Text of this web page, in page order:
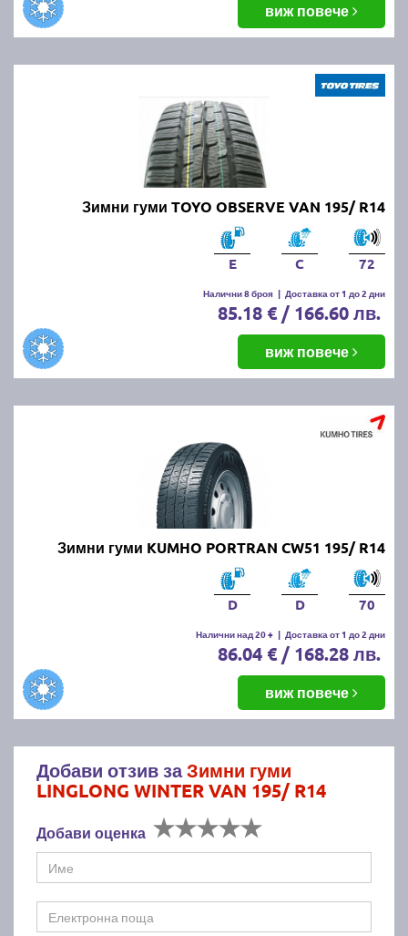
виж повече
Зимни гуми TOYO OBSERVE VAN 195/ R14
E C 72
Налични 8 броя | Доставка от 1 до 2 дни
85.18 € / 166.60 лв.
виж повече
Зимни гуми KUMHO PORTRAN CW51 195/ R14
D D 70
Налични над 20 + | Доставка от 1 до 2 дни
86.04 € / 168.28 лв.
виж повече
Добави отзив заЗимни гуми
LINGLONG WINTER VAN 195/ R14
Добави оценка